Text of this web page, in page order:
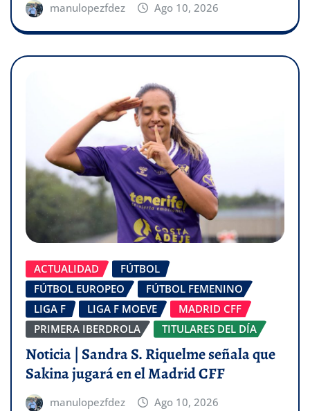
manulopezfdez Ago 10, 2026
ACTUALIDAD
FÚTBOL
FÚTBOL EUROPEO
FÚTBOL FEMENINO
LIGA F
LIGA F MOEVE
MADRID CFF
PRIMERA IBERDROLA
TITULARES DEL DÍA
Noticia | Sandra S. Riquelme señala que
Sakina jugará en el Madrid CFF
manulopezfdez Ago 10, 2026